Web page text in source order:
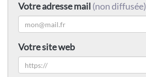
Votre adresse mail (non diffusée)
Votre site web